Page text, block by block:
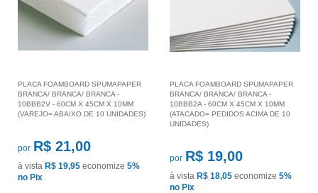
PLACA FOAMBOARD SPUMAPAPER
BRANCA/ BRANCA/ BRANCA -
10BBB2V - 60CM X 45CM X 10MM
(VAREJO= ABAIXO DE 10 UNIDADES)
por R$ 21,00
à vista R$ 19,95 economize 5%
no Pix
PLACA FOAMBOARD SPUMAPAPER
BRANCA/ BRANCA/ BRANCA -
10BBB2A - 60CM X 45CM X 10MM
(ATACADO= PEDIDOS ACIMA DE 10
UNIDADES)
por R$ 19,00
à vista R$ 18,05 economize 5%
no Pix